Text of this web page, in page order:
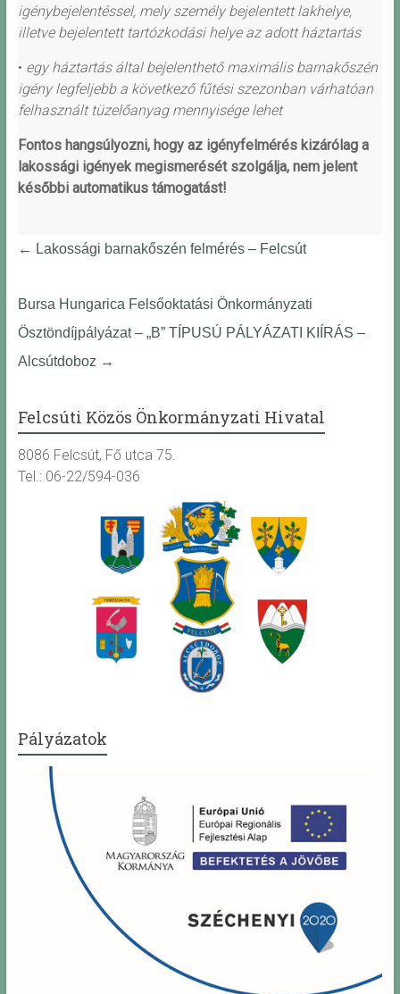
igénybejelentéssel, mely személy bejelentett lakhelye,
illetve bejelentett tartózkodási helye az adott háztartás
• egy háztartás által bejelenthető maximális barnakőszén
igény legfeljebb a következő fűtési szezonban várhatóan
felhasznált tüzelőanyag mennyisége lehet
Fontos hangsúlyozni, hogy az igényfelmérés kizárólag a
lakossági igények megismerését szolgálja, nem jelent
későbbi automatikus támogatást!
← Lakossági barnakőszén felmérés – Felcsút
Bursa Hungarica Felsőoktatási Önkormányzati
Ösztöndíjpályázat – „B” TÍPUSÚ PÁLYÁZATI KIÍRÁS –
Alcsútdoboz →
Felcsúti Közös Önkormányzati Hivatal
8086 Felcsút, Fő utca 75.
Tel.: 06-22/594-036
Pályázatok